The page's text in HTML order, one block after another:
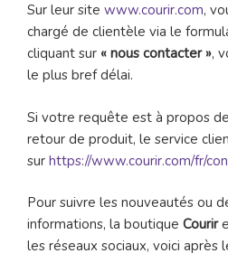
Sur leur site www.courir.com,
chargé de clientèle via le
cliquant sur « nous contacter »,
le plus bref délai.
Si votre requête est à propos
retour de produit, le service
sur https://www.courir.com/fr/
Pour suivre les nouveautés ou
informations, la boutique Courir
les réseaux sociaux, voici après